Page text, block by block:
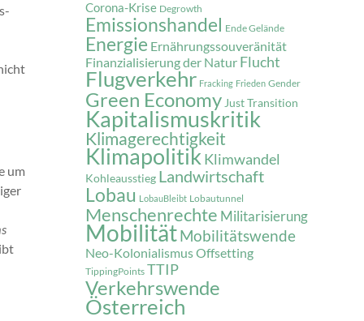
um
Corona-Krise Degrowth
Emissionshandel Ende Gelände
Energie Ernährungssouveränität
Finanzialisierung der Natur Flucht
Flugverkehr Fracking Frieden Gender
Green EconomyJust Transition
Kapitalismuskritik
Klimagerechtigkeit
Klimapolitik Klimwandel
Kohleausstieg Landwirtschaft
Lobau LobauBleibt Lobautunnel
Menschenrechte Militarisierung
MobilitätMobilitätswende
Neo-KolonialismusOffsetting
TippingPoints TTIP
Verkehrswende
Österreich